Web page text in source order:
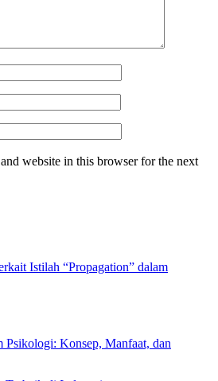
website in this browser for the next
Istilah “Propagation” dalam
Psikologi: Konsep, Manfaat, dan